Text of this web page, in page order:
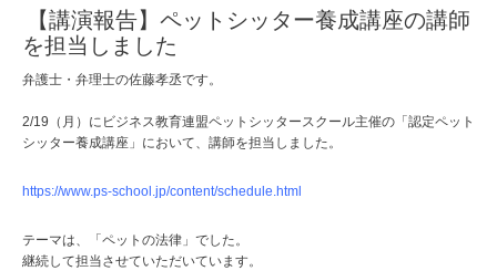
【講演報告】ペットシッター養成講座の講師
を担当しました
弁護士・弁理士の佐藤孝丞です。
2/19（月）にビジネス教育連盟ペットシッタースクール主催の「認定ペット
シッター養成講座」において、講師を担当しました。
https://www.ps-school.jp/content/schedule.html
テーマは、「ペットの法律」でした。
継続して担当させていただいています。